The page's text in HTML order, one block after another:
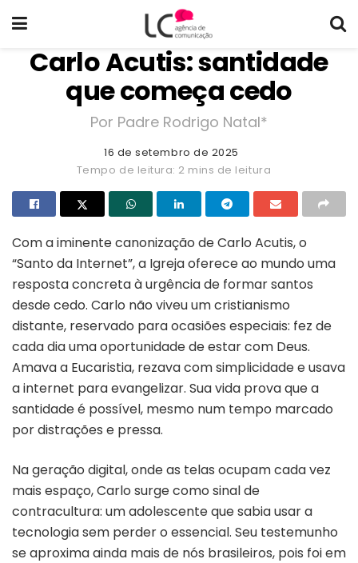
Carlo Acutis: santidade
que começa cedo
Por Padre Rodrigo Natal*
16 de setembro de 2025
Tempo de leitura: 2 mins de leitura
Com a iminente canonização de Carlo Acutis, o
“Santo da Internet”, a Igreja oferece ao mundo uma
resposta concreta à urgência de formar santos
desde cedo. Carlo não viveu um cristianismo
distante, reservado para ocasiões especiais: fez de
cada dia uma oportunidade de estar com Deus.
Amava a Eucaristia, rezava com simplicidade e usava
a internet para evangelizar. Sua vida prova que a
santidade é possível, mesmo num tempo marcado
por distrações e pressa.
Na geração digital, onde as telas ocupam cada vez
mais espaço, Carlo surge como sinal de
contracultura: um adolescente que sabia usar a
tecnologia sem perder o essencial. Seu testemunho
se aproxima ainda mais de nós brasileiros, pois foi em